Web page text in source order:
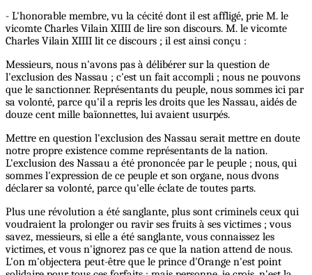
- L'honorable membre, vu la cécité dont il est affligé, prie M. le
vicomte Charles Vilain XIIII de lire son discours. M. le vicomte
Charles Vilain XIIII lit ce discours ; il est ainsi conçu :
Messieurs, nous n'avons pas à délibérer sur la question de
l'exclusion des Nassau ; c'est un fait accompli ; nous ne pouvons
que le sanctionner. Représentants du peuple, nous sommes ici par
sa volonté, parce qu'il a repris les droits que les Nassau, aidés de
douze cent mille baïonnettes, lui avaient usurpés.
Mettre en question l'exclusion des Nassau serait mettre en doute
notre propre existence comme représentants de la nation.
L'exclusion des Nassau a été prononcée par le peuple ; nous, qui
sommes l'expression de ce peuple et son organe, nous dvons
déclarer sa volonté, parce qu'elle éclate de toutes parts.
Plus une révolution a été sanglante, plus sont criminels ceux qui
voudraient la prolonger ou ravir ses fruits à ses victimes ; vous
savez, messieurs, si elle a été sanglante, vous connaissez les
victimes, et vous n'ignorez pas ce que la nation attend de nous.
L'on m'objectera peut-être que le prince d'Orange n'est point